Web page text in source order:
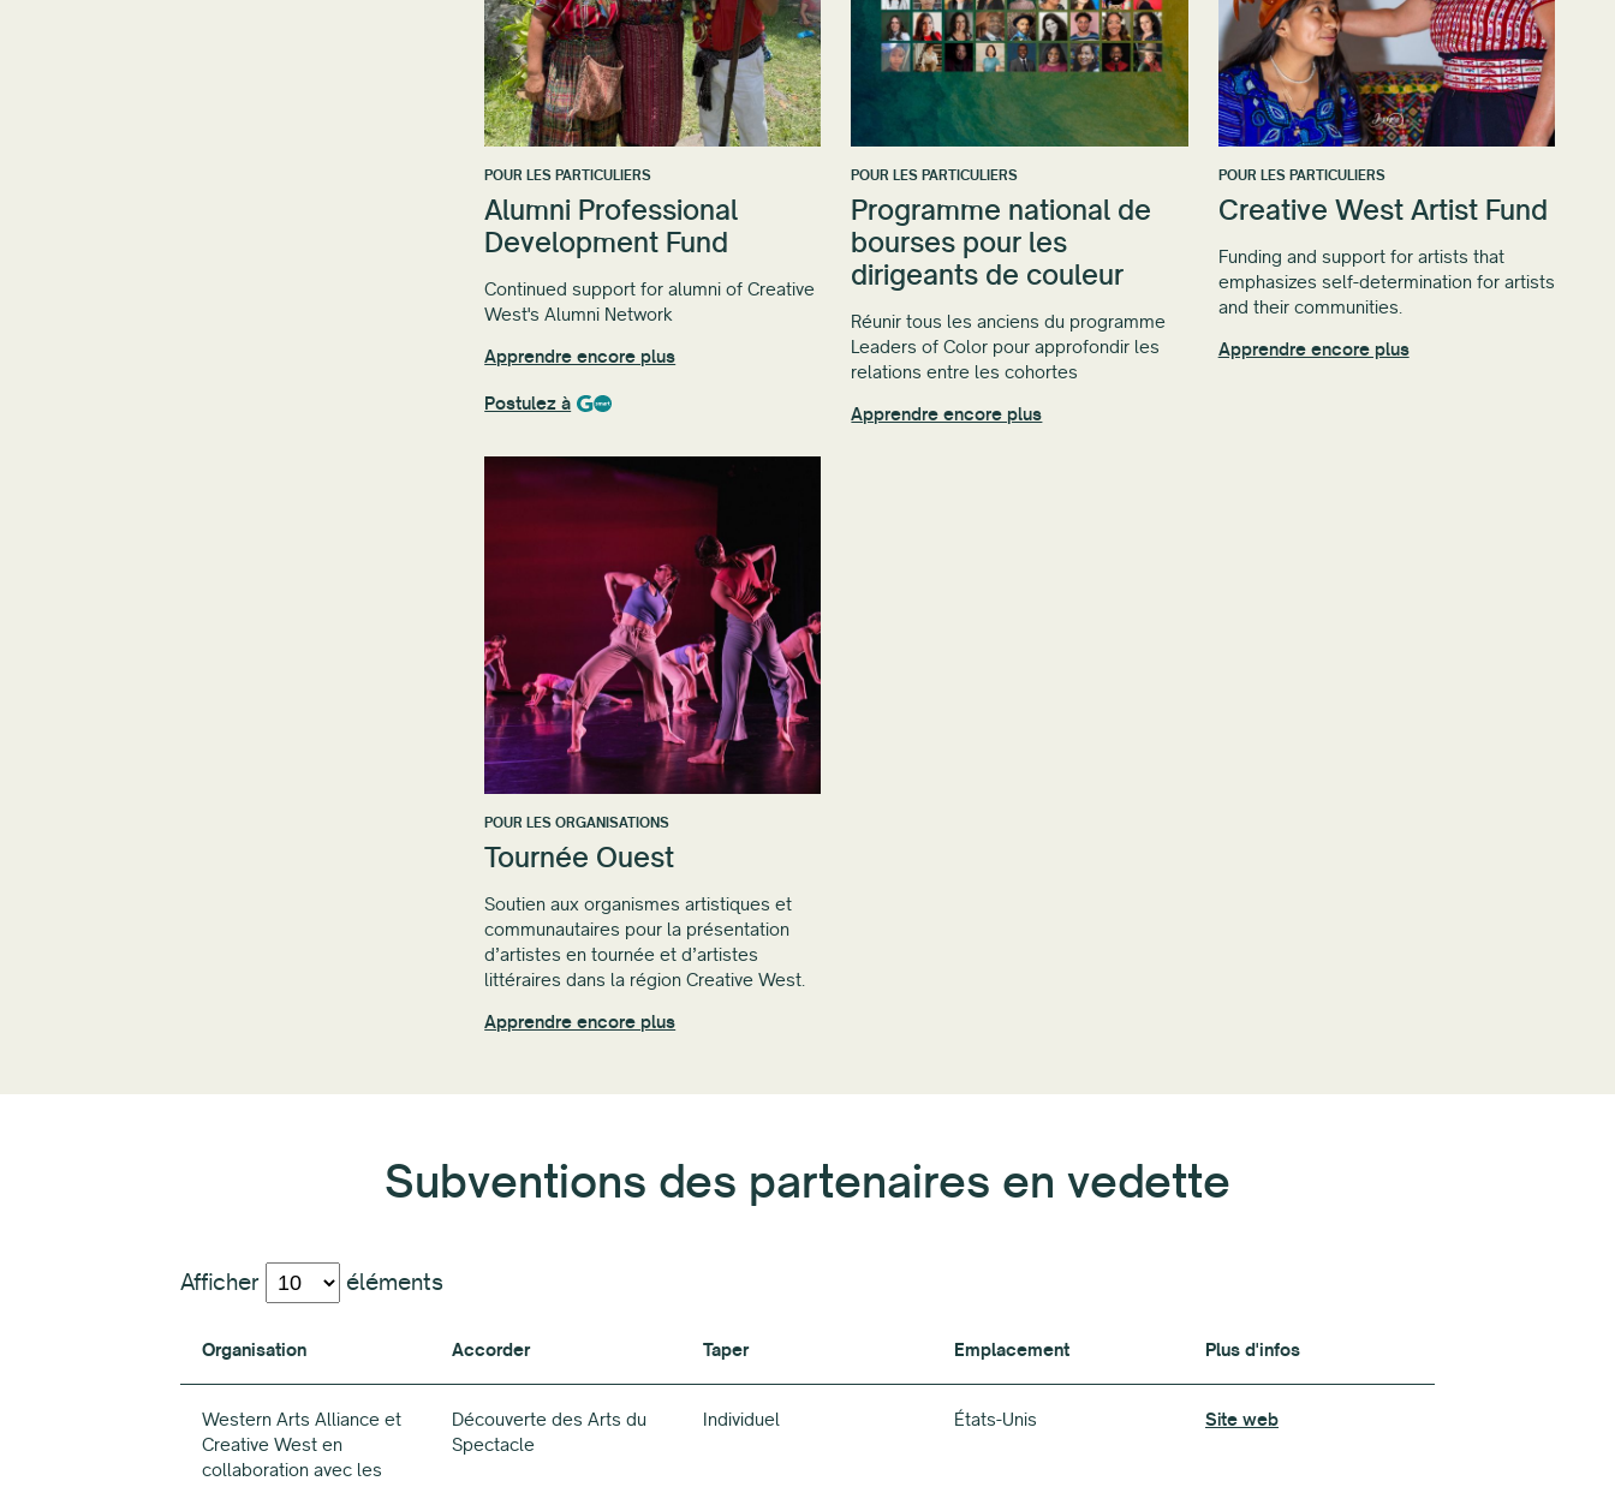
POUR LES PARTICULIERS
Alumni Professional
Development Fund
Continued support for alumni of Creative
West's Alumni Network
Apprendre encore plus
Postulez à
POUR LES PARTICULIERS
Programme national de
bourses pour les
dirigeants de couleur
Réunir tous les anciens du programme
Leaders of Color pour approfondir les
relations entre les cohortes
Apprendre encore plus
POUR LES PARTICULIERS
Creative West Artist Fund
Funding and support for artists that
emphasizes self-determination for artists
and their communities.
Apprendre encore plus
POUR LES ORGANISATIONS
Tournée Ouest
Soutien aux organismes artistiques et
communautaires pour la présentation
d’artistes en tournée et d’artistes
littéraires dans la région Creative West.
Apprendre encore plus
Subventions des partenaires en vedette
Afficher éléments
Organisation Accorder Taper Emplacement Plus d'infos
Western Arts Alliance et
Creative West en
collaboration avec les
Découverte des Arts du
Spectacle
Individuel États-Unis Site web